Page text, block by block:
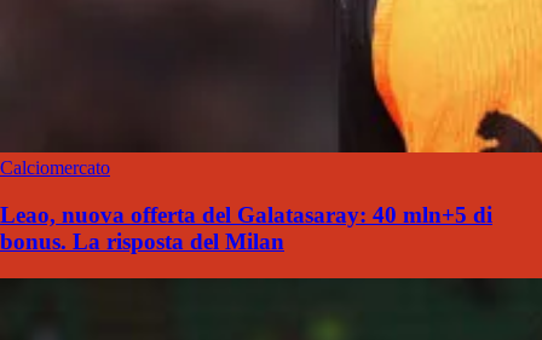
Calciomercato
Leao, nuova offerta del Galatasaray: 40 mln+5 di
bonus. La risposta del Milan